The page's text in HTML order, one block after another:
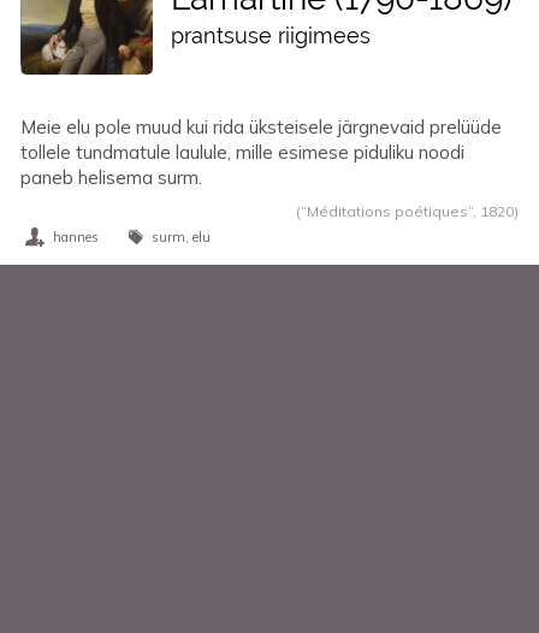
prantsuse riigimees
Meie elu pole muud kui rida üksteisele järgnevaid prelüüde
tollele tundmatule laulule, mille esimese piduliku noodi
paneb helisema surm.
(“Méditations poétiques”, 1820)
hannes surm elu